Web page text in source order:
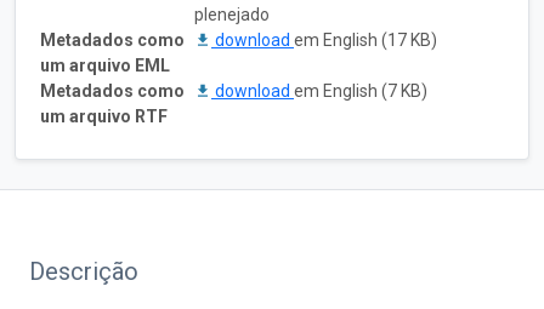
plenejado
Metadados como
um arquivo EML
download em English (17 KB)
Metadados como
um arquivo RTF
download em English (7 KB)
Descrição